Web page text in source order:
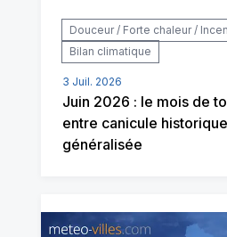
Douceur / Forte chaleur /
Bilan climatique
3 Juil. 2026
Juin 2026 : le mois de
entre canicule
généralisée